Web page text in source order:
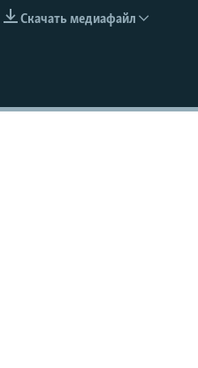
EMBED
Скачать медиафайл